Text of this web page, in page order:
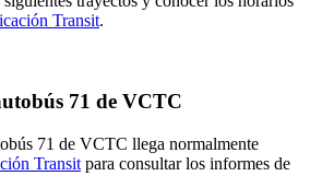
Transit.
71 de VCTC
71 de VCTC llega normalmente
Transit para consultar los informes de